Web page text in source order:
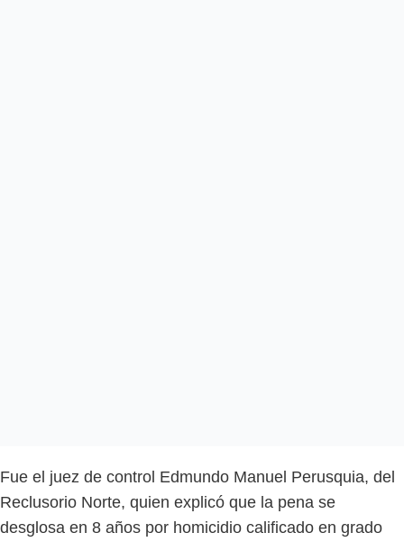
Fue el juez de control Edmundo Manuel Perusquia, del
Reclusorio Norte, quien explicó que la pena se
desglosa en 8 años por homicidio calificado en grado